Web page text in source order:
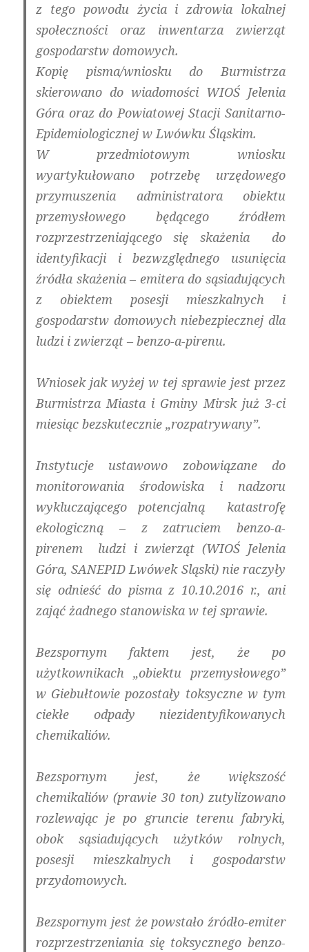
z tego powodu życia i zdrowia lokalnej
społeczności oraz inwentarza zwierząt
gospodarstw domowych.
Kopię pisma/wniosku do Burmistrza
skierowano do wiadomości WIOŚ Jelenia
Góra oraz do Powiatowej Stacji Sanitarno-
Epidemiologicznej w Lwówku Śląskim.
W przedmiotowym wniosku
wyartykułowano potrzebę urzędowego
przymuszenia administratora obiektu
przemysłowego będącego źródłem
rozprzestrzeniającego się skażenia do
identyfikacji i bezwzględnego usunięcia
źródła skażenia – emitera do sąsiadujących
z obiektem posesji mieszkalnych i
gospodarstw domowych niebezpiecznej dla
ludzi i zwierząt – benzo-a-pirenu.
Wniosek jak wyżej w tej sprawie jest przez
Burmistrza Miasta i Gminy Mirsk już 3-ci
miesiąc bezskutecznie „rozpatrywany”.
Instytucje ustawowo zobowiązane do
monitorowania środowiska i nadzoru
wykluczającego potencjalną katastrofę
ekologiczną – z zatruciem benzo-a-
pirenem ludzi i zwierząt (WIOŚ Jelenia
Góra, SANEPID Lwówek Sląski) nie raczyły
się odnieść do pisma z 10.10.2016 r., ani
zająć żadnego stanowiska w tej sprawie.
Bezspornym faktem jest, że po
użytkownikach „obiektu przemysłowego”
w Giebułtowie pozostały toksyczne w tym
ciekłe odpady niezidentyfikowanych
chemikaliów.
Bezspornym jest, że większość
chemikaliów (prawie 30 ton) zutylizowano
rozlewając je po gruncie terenu fabryki,
obok sąsiadujących użytków rolnych,
posesji mieszkalnych i gospodarstw
przydomowych.
Bezspornym jest że powstało źródło-emiter
rozprzestrzeniania się toksycznego benzo-